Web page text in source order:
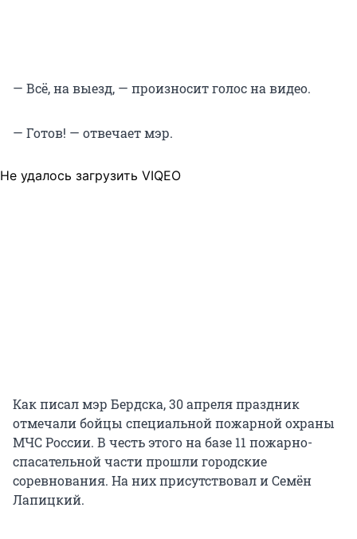
— Всё, на выезд, — произносит голос на видео.
— Готов! — отвечает мэр.
Не удалось загрузить VIQEO
Как писал мэр Бердска, 30 апреля праздник
отмечали бойцы специальной пожарной охраны
МЧС России. В честь этого на базе 11 пожарно-
спасательной части прошли городские
соревнования. На них присутствовал и Семён
Лапицкий.